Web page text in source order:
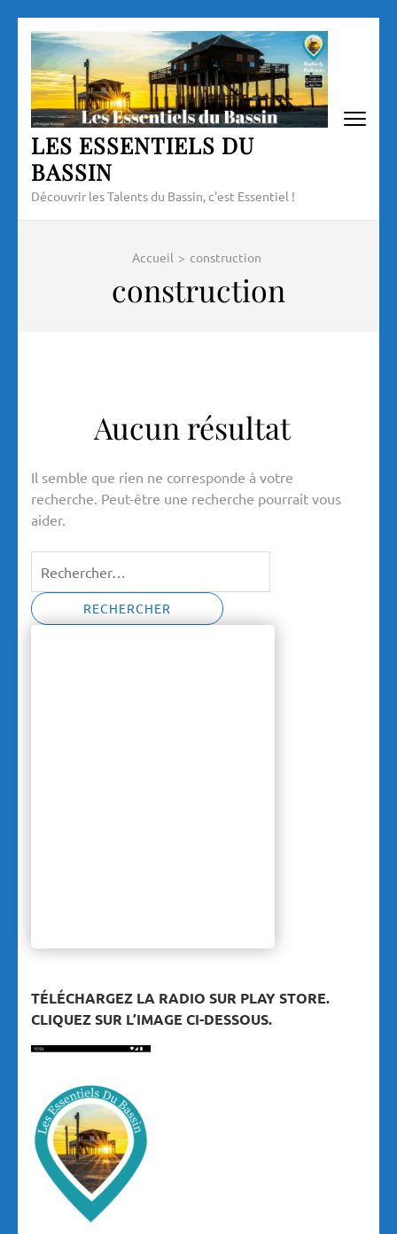
Aller
contenu
(Pressez
Entrée)
LES ESSENTIELS DU
BASSIN
Découvrir les Talents du Bassin, c'est Essentiel !
Accueil > construction
construction
Aucun résultat
Il semble que rien ne corresponde à votre
recherche. Peut-être une recherche pourrait vous
aider.
TÉLÉCHARGEZ LA RADIO SUR PLAY STORE.
CLIQUEZ SUR L’IMAGE CI-DESSOUS.